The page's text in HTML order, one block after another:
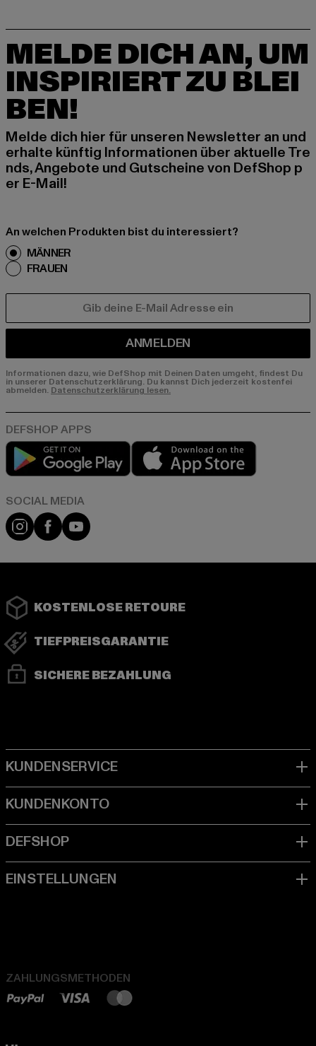
MELDE DICH AN, UM
INSPIRIERT ZU BLEI
BEN!
Melde dich hier für unseren Newsletter an und
erhalte künftig Informationen über aktuelle Tre
nds, Angebote und Gutscheine von DefShop p
er E-Mail!
An welchen Produkten bist du interessiert?
MÄNNER
FRAUEN
ANMELDEN
Informationen dazu, wie DefShop mit Deinen Daten umgeht, findest Du
in unserer Datenschutzerklärung. Du kannst Dich jederzeit kostenfei
abmelden. Datenschutzerklärung lesen.
Play market
Instagram
FacebookYouTube
KOSTENLOSE RETOURE
TIEFPREISGARANTIE
SICHERE BEZAHLUNG
ZAHLUNGSMETHODEN